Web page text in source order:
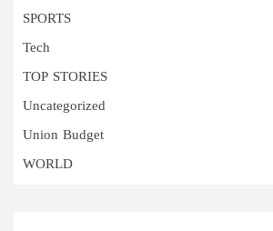
SPORTS
Tech
TOP STORIES
Uncategorized
Union Budget
WORLD